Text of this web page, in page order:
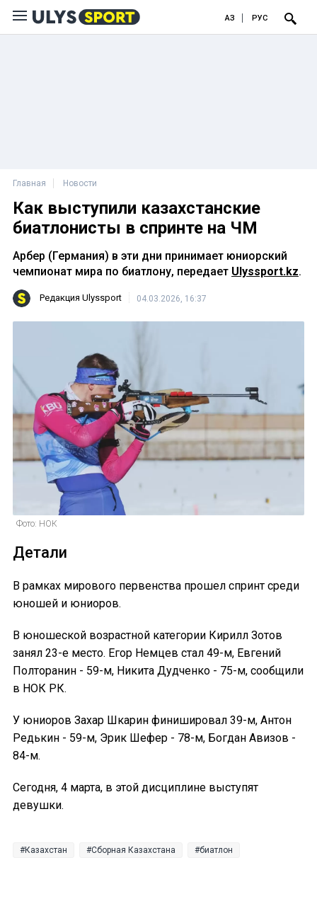
ҚАЗ РУС
Главная Новости
Как выступили казахстанские
биатлонисты в спринте на ЧМ
Арбер (Германия) в эти дни принимает юниорский
чемпионат мира по биатлону, передает Ulyssport.kz.
Редакция Ulyssport 04.03.2026, 16:37
Фото: НОК
Детали
В рамках мирового первенства прошел спринт среди
юношей и юниоров.
В юношеской возрастной категории Кирилл Зотов
занял 23-е место. Егор Немцев стал 49-м, Евгений
Полторанин - 59-м, Никита Дудченко - 75-м, сообщили
в НОК РК.
У юниоров Захар Шкарин финишировал 39-м, Антон
Редькин - 59-м, Эрик Шефер - 78-м, Богдан Авизов -
84-м.
Сегодня, 4 марта, в этой дисциплине выступят
девушки.
Казахстан Сборная Казахстана биатлон